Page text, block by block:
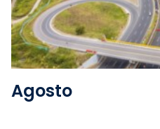
Agosto